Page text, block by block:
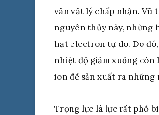
văn vật lý chấp nhận. Vũ
nguyên thủy này, những
hạt electron tự do. Do
nhiệt độ giảm xuống còn
ion để sản xuất ra
Trọng lực là lực rất phổ